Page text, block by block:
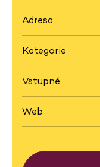
Adresa
Kategorie
Vstupné
Web